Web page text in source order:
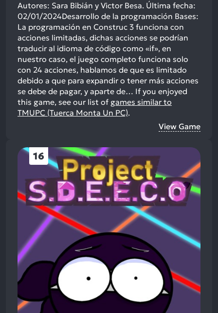
Autores: Sara Bibián y Victor Besa. Última fecha:
02/01/2024Desarrollo de la programación Bases:
La programación en Construc 3 funciona con
acciones limitadas, dichas acciones se podrían
traducir al idioma de código como «if», en
nuestro caso, el juego completo funciona solo
con 24 acciones, hablamos de que es limitado
debido a que para expandir o tener más acciones
se debe de pagar, y aparte de… If you enjoyed
this game, see our list of games similar to
TMUPC (Tuerca Monta Un PC).
View Game
16